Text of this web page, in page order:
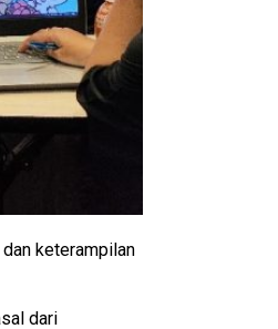
keterampilan
dari